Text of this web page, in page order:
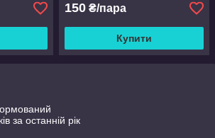
150 ₴/пара
Купити
за останній рік